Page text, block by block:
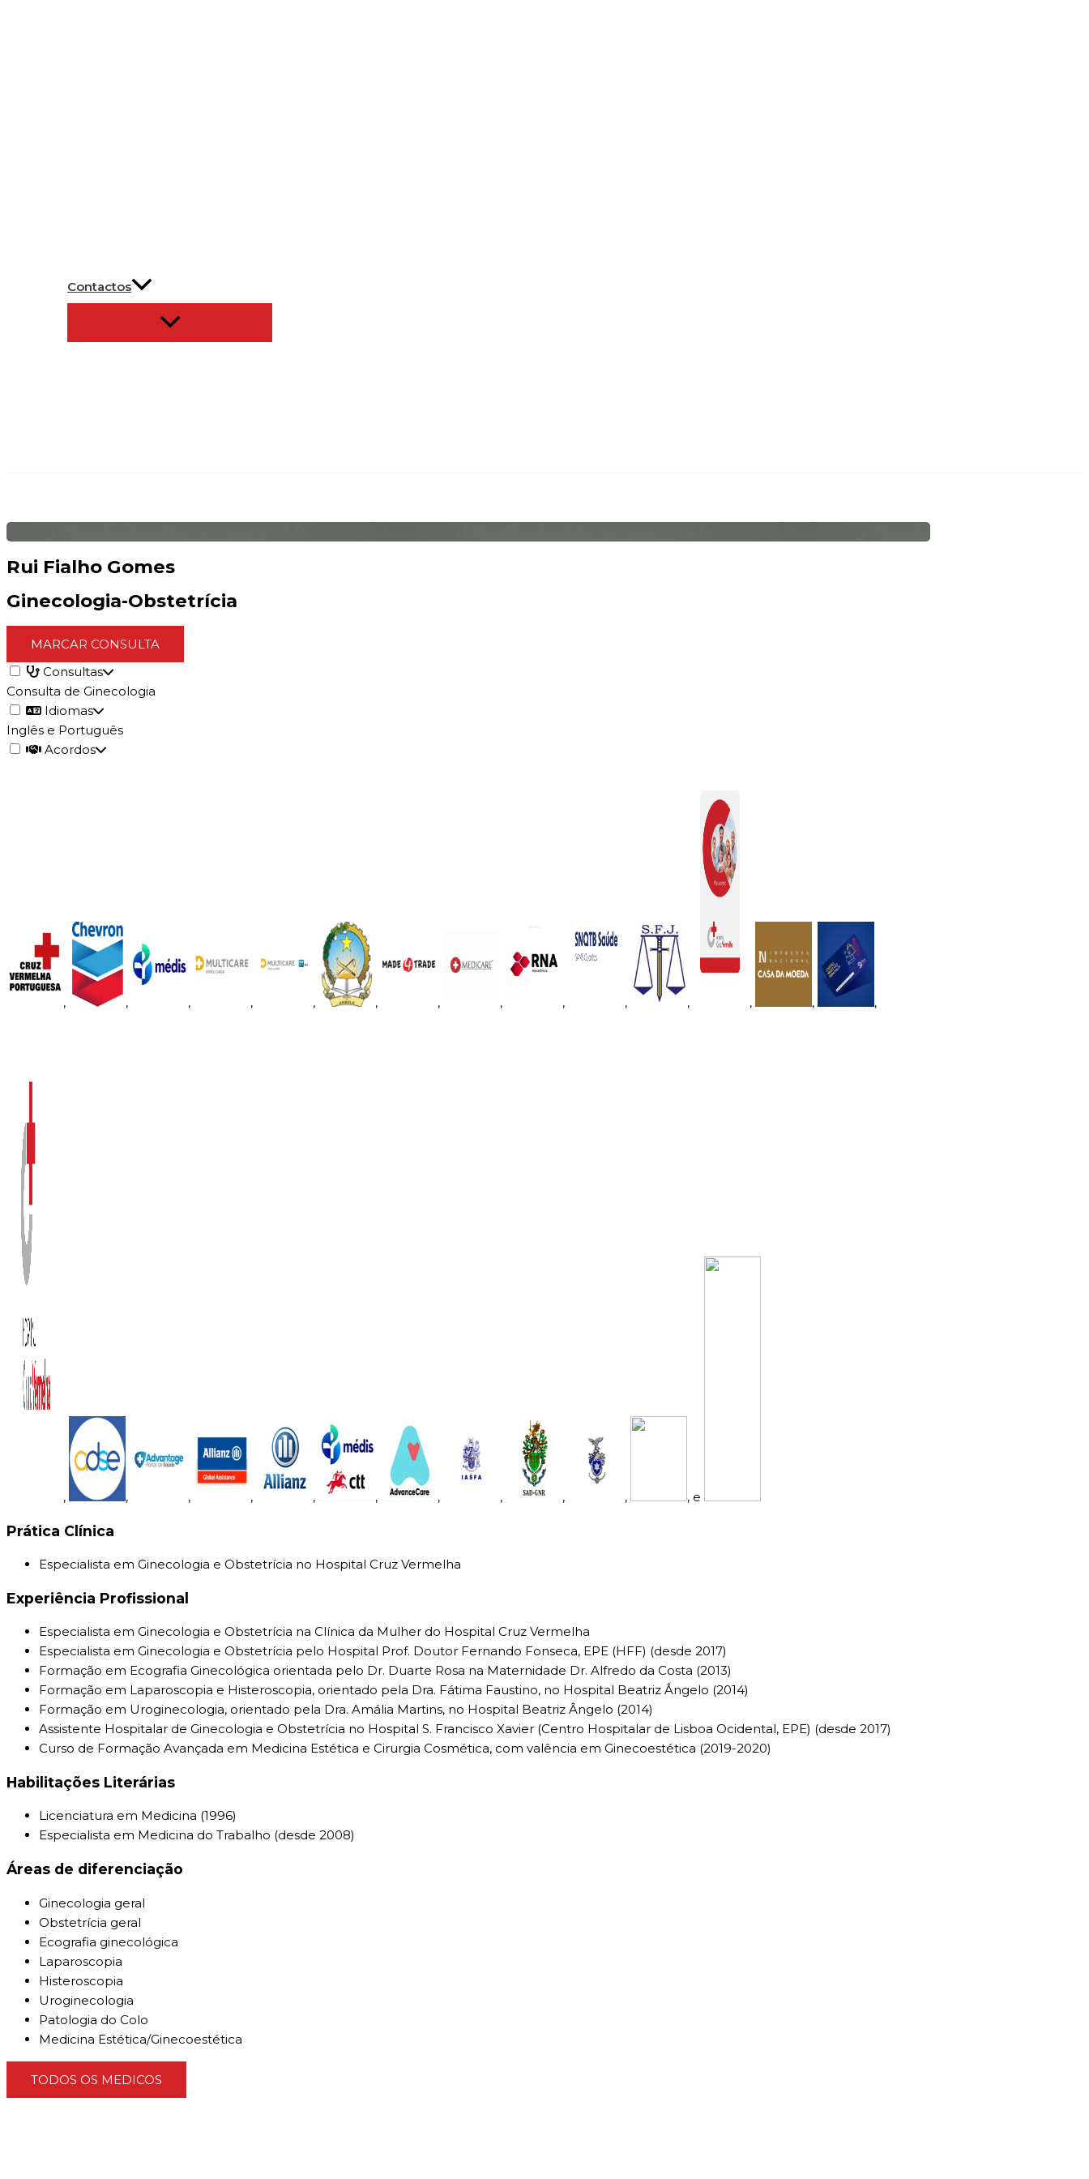
Contactos
Rui Fialho Gomes
Ginecologia-Obstetrícia
MARCAR CONSULTA
Consultas
Consulta de Ginecologia
Idiomas
Inglês e Português
Acordos
, , , , , , , , , , , , , ,
, , , , , , , , , , , e
Prática Clínica
Especialista em Ginecologia e Obstetrícia no Hospital Cruz Vermelha
Experiência Profissional
Especialista em Ginecologia e Obstetrícia na Clínica da Mulher do Hospital Cruz Vermelha
Especialista em Ginecologia e Obstetrícia pelo Hospital Prof. Doutor Fernando Fonseca, EPE (HFF) (desde 2017)
Formação em Ecografia Ginecológica orientada pelo Dr. Duarte Rosa na Maternidade Dr. Alfredo da Costa (2013)
Formação em Laparoscopia e Histeroscopia, orientado pela Dra. Fátima Faustino, no Hospital Beatriz Ângelo (2014)
Formação em Uroginecologia, orientado pela Dra. Amália Martins, no Hospital Beatriz Ângelo (2014)
Assistente Hospitalar de Ginecologia e Obstetrícia no Hospital S. Francisco Xavier (Centro Hospitalar de Lisboa Ocidental, EPE) (desde 2017)
Curso de Formação Avançada em Medicina Estética e Cirurgia Cosmética, com valência em Ginecoestética (2019-2020)
Habilitações Literárias
Licenciatura em Medicina (1996)
Especialista em Medicina do Trabalho (desde 2008)
Áreas de diferenciação
Ginecologia geral
Obstetrícia geral
Ecografia ginecológica
Laparoscopia
Histeroscopia
Uroginecologia
Patologia do Colo
Medicina Estética/Ginecoestética
TODOS OS MEDICOS